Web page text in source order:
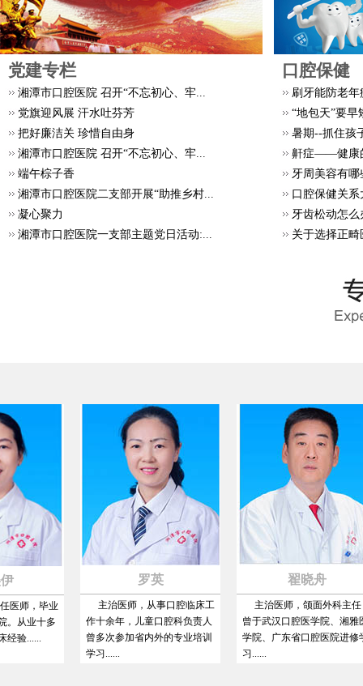
党建专栏
湘潭市口腔医院 召开“不忘初心、牢...
党旗迎风展 汗水吐芬芳
把好廉洁关 珍惜自由身
湘潭市口腔医院 召开“不忘初心、牢...
端午棕子香
湘潭市口腔医院二支部开展“助推乡村...
凝心聚力
湘潭市口腔医院一支部主题党日活动:...
口腔保健
刷牙能防老年
“地包天”要早
暑期--抓住孩
鼾症——健康
牙周美容有哪
口腔保健关系
牙齿松动怎么
关于选择正
师，毕业
业十多
......
罗英
主治医师，从事口腔临床工
作十余年，儿童口腔科负责人
曾多次参加省内外的专业培训
学习......
翟晓舟
主治医师，颌面外科主任，
曾于武汉口腔医学院、湘雅医
学院、广东省口腔医院进修学
习......